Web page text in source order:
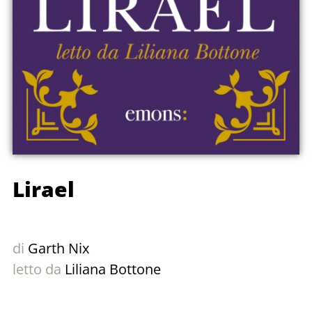
Lirael
di Garth Nix
letto da Liliana Bottone